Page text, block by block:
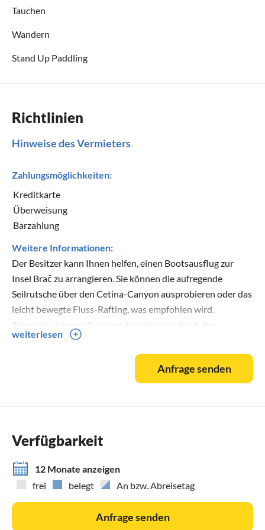
Tauchen
Wandern
Stand Up Paddling
Richtlinien
Hinweise des Vermieters
Zahlungsmöglichkeiten:
Kreditkarte
Überweisung
Barzahlung
Weitere Informationen:
Der Besitzer kann Ihnen helfen, einen Bootsausflug zur
Insel Brač zu arrangieren. Sie können die aufregende
Seilrutsche über den Cetina-Canyon ausprobieren oder das
leicht bewegte Fluss-Rafting, was empfohlen wird.
Alternativ können Sie einen Spaziergang durch den
historischen Teil von Lokva Rogoznica, hoch oben auf einem
Berg, unternehmen und dabei die atemberaubende
Aussicht genießen. In der gesamten Region gibt es
zahlreiche Möglichkeiten, Ihren Urlaub aufzupeppen. Zum
ideal für einen Tagesausflug macht, während man in unserer
Villa wohnt. Zusätzliche Dienstleistungen (nicht
inbegriffen), die unsere Agentur, Feriehome, empfiehlt:
- Lebensmittellieferungen können bequem von Ihrem Sofa
aus geplant und zu einem festgelegten Zeitpunkt in die Villa
geliefert werden;
weiterlesen
Anfrage senden
Verfügbarkeit
12 Monate anzeigen
frei
belegt An bzw. Abreisetag
Anfrage senden